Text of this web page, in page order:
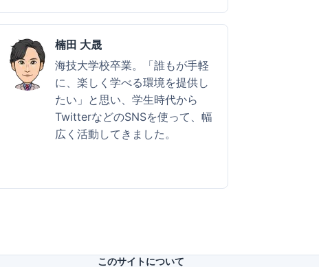
楠田 大晟
海技大学校卒業。「誰もが手軽
に、楽しく学べる環境を提供し
たい」と思い、学生時代から
TwitterなどのSNSを使って、幅
広く活動してきました。
このサイトについて